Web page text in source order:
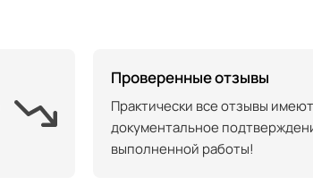
Проверенные отзывы
Практически все отзывы
документальное
выполненной работы!